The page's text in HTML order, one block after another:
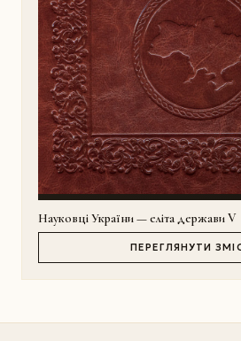
Науковці України — еліта держави V
ПЕРЕГЛЯНУТИ